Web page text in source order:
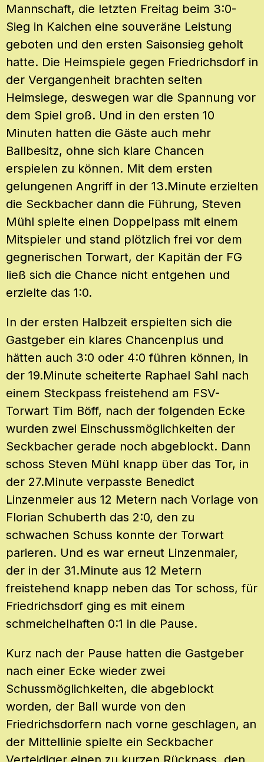
Mannschaft, die letzten Freitag beim 3:0-
Sieg in Kaichen eine souveräne Leistung
geboten und den ersten Saisonsieg geholt
hatte. Die Heimspiele gegen Friedrichsdorf in
der Vergangenheit brachten selten
Heimsiege, deswegen war die Spannung vor
dem Spiel groß. Und in den ersten 10
Minuten hatten die Gäste auch mehr
Ballbesitz, ohne sich klare Chancen
erspielen zu können. Mit dem ersten
gelungenen Angriff in der 13.Minute erzielten
die Seckbacher dann die Führung, Steven
Mühl spielte einen Doppelpass mit einem
Mitspieler und stand plötzlich frei vor dem
gegnerischen Torwart, der Kapitän der FG
ließ sich die Chance nicht entgehen und
erzielte das 1:0.
In der ersten Halbzeit erspielten sich die
Gastgeber ein klares Chancenplus und
hätten auch 3:0 oder 4:0 führen können, in
der 19.Minute scheiterte Raphael Sahl nach
einem Steckpass freistehend am FSV-
Torwart Tim Böff, nach der folgenden Ecke
wurden zwei Einschussmöglichkeiten der
Seckbacher gerade noch abgeblockt. Dann
schoss Steven Mühl knapp über das Tor, in
der 27.Minute verpasste Benedict
Linzenmeier aus 12 Metern nach Vorlage von
Florian Schuberth das 2:0, den zu
schwachen Schuss konnte der Torwart
parieren. Und es war erneut Linzenmaier,
der in der 31.Minute aus 12 Metern
freistehend knapp neben das Tor schoss, für
Friedrichsdorf ging es mit einem
schmeichelhaften 0:1 in die Pause.
Kurz nach der Pause hatten die Gastgeber
nach einer Ecke wieder zwei
Schussmöglichkeiten, die abgeblockt
worden, der Ball wurde von den
Friedrichsdorfern nach vorne geschlagen, an
der Mittellinie spielte ein Seckbacher